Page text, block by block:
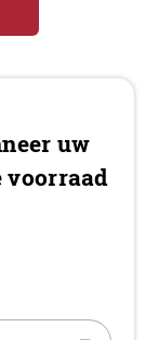
uw
voorraad